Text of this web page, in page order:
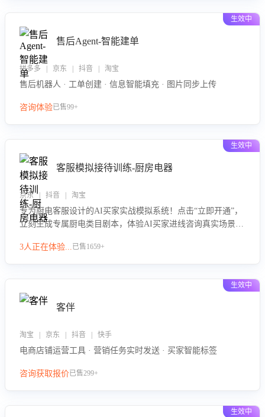
生效中
售后Agent-智能建单
拼多多 | 京东 | 抖音 | 淘宝
售后机器人 · 工单创建 · 信息智能填充 · 图片同步上传
咨询体验已售99+
生效中
客服模拟接待训练-厨房电器
京东 | 抖音 | 淘宝
专为厨电客服设计的AI买家实战模拟系统！点击“立即开通”，
立刻生成专属厨电类目剧本，体验AI买家进线咨询真实场景训
技巧！
3人正在体验...已售1659+
生效中
客伴
淘宝 | 京东 | 抖音 | 快手
电商店铺运营工具 · 营销任务实时发送 · 买家智能标签
咨询获取报价已售299+
生效中